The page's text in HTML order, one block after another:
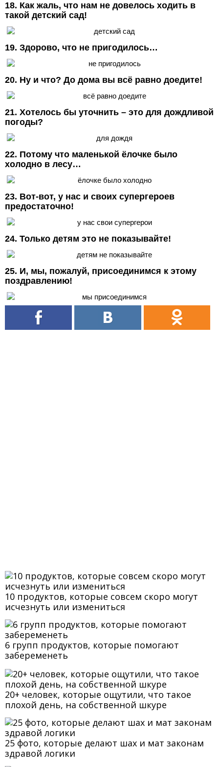
18. Как жаль, что нам не довелось ходить в
такой детский сад!
19. Здорово, что не пригодилось…
20. Ну и что? До дома вы всё равно доедите!
21. Хотелось бы уточнить – это для дождливой
погоды?
22. Потому что маленькой ёлочке было
холодно в лесу…
23. Вот-вот, у нас и своих супергероев
предостаточно!
24. Только детям это не показывайте!
25. И, мы, пожалуй, присоединимся к этому
поздравлению!
10 продуктов, которые совсем скоро могут
исчезнуть или измениться
6 групп продуктов, которые помогают
забеременеть
20+ человек, которые ощутили, что такое
плохой день, на собственной шкуре
25 фото, которые делают шах и мат законам
здравой логики